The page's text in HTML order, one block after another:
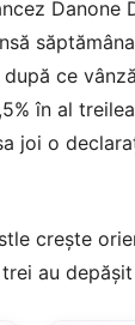
Danone
ce
în al
joi o
crește
au